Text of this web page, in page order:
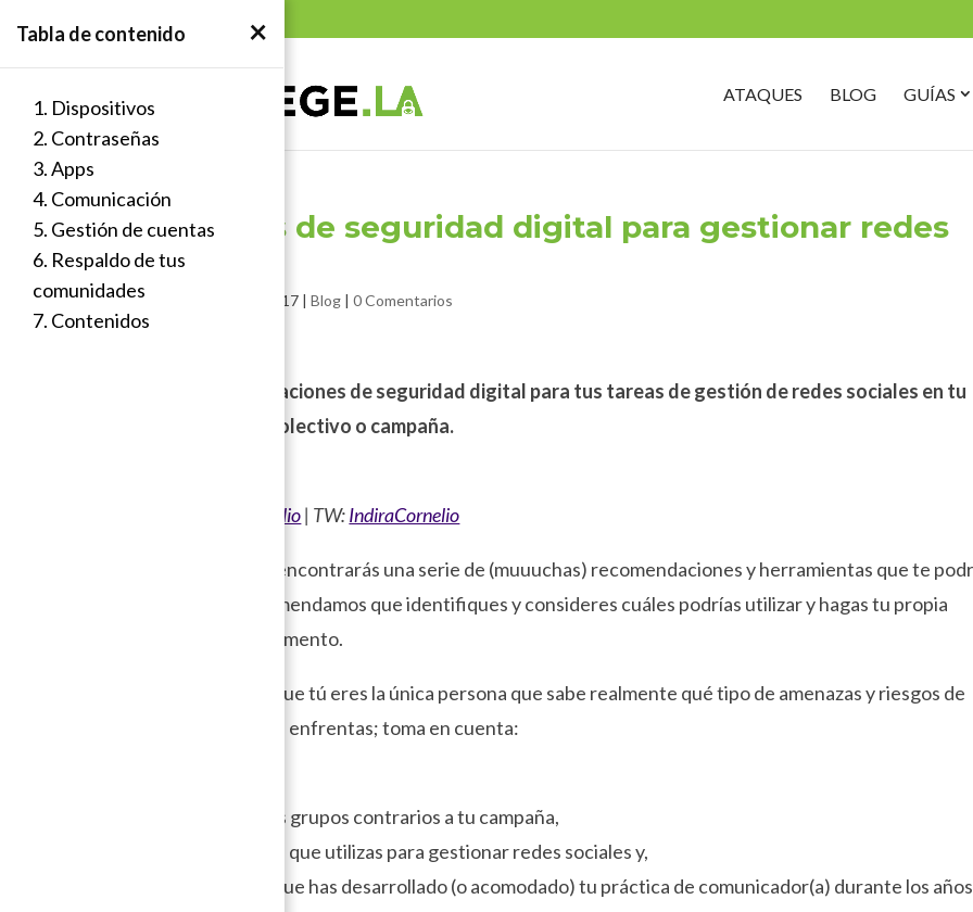
ATAQUES BLOG GUÍAS
Consejos de seguridad digital para gestionar redes
sociales
Ene 24, 2017 |Blog |0 Comentarios
Tips y consideraciones de seguridad digital para tus tareas de gestión de redes sociales en tu
organización, colectivo o campaña.
@indiracornelio| TW:IndiraCornelio
A continuación encontrarás una serie de (muuuchas) recomendaciones y herramientas que te
ser útiles. Recomendamos que identifiques y consideres cuáles podrías utilizar y hagas tu propia
versión del documento.
Recuerda que tú eres la única persona que sabe realmente qué tipo de amenazas y riesgos de
seguridad digital enfrentas; toma en cuenta:
– quiénes son los grupos contrarios a tu campaña,
– los dispositivos que utilizas para gestionar redes sociales y,
– la forma en la que has desarrollado (o acomodado) tu práctica de comunicador(a) durante los
Tabla de contenido ×
1. Dispositivos
2. Contraseñas
3. Apps
4. Comunicación
5. Gestión de cuentas
6. Respaldo de tus
comunidades
7. Contenidos